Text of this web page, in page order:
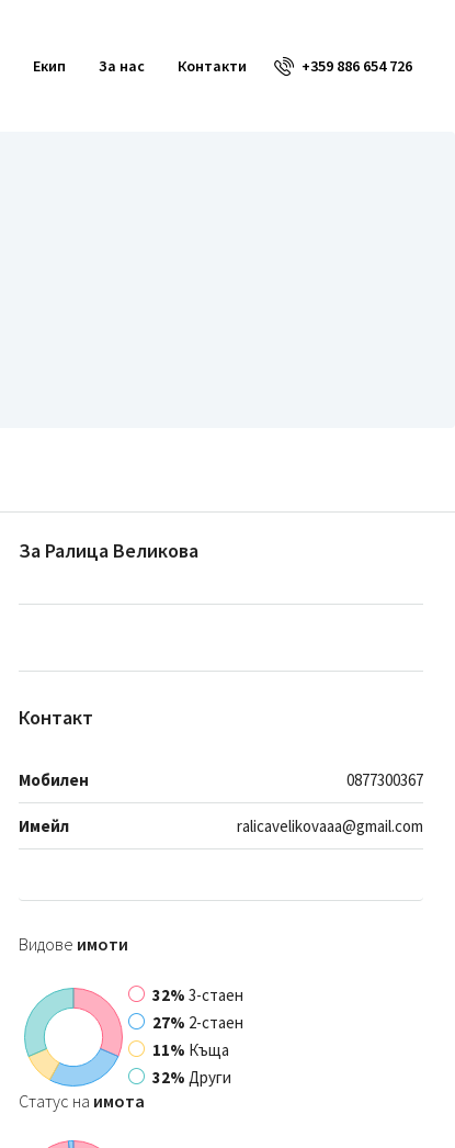
Екип За нас Контакти +359 886 654 726
За Ралица Великова
Контакт
Мобилен 0877300367
Имейл ralicavelikovaaa@gmail.com
Видове имоти
32% 3-стаен
27% 2-стаен
11% Къща
32% Други
Статус на имота